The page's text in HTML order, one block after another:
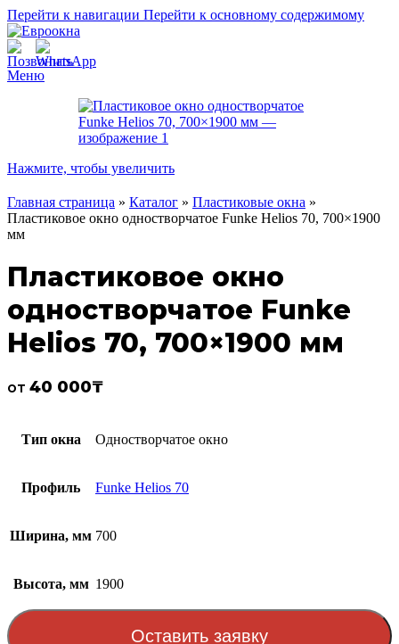
Перейти к навигации Перейти к основному содержимому
Меню
Нажмите, чтобы увеличить
Главная страница » Каталог » Пластиковые окна »
Пластиковое окно одностворчатое Funke Helios 70, 700×1900
мм
Пластиковое окно
одностворчатое Funke
Helios 70, 700×1900 мм
от 40 000₸
Тип окна Одностворчатое окно
Профиль Funke Helios 70
Ширина, мм 700
Высота, мм 1900
Оставить заявку